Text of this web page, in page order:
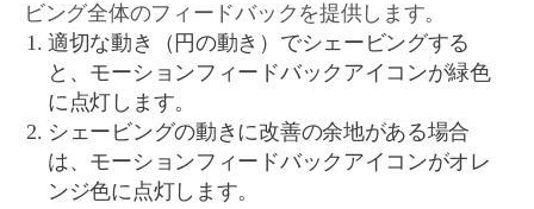
ビング全体のフィードバックを提供します。
適切な動き（円の動き）でシェービングする
と、モーションフィードバックアイコンが緑色
に点灯します。
シェービングの動きに改善の余地がある場合
は、モーションフィードバックアイコンがオレ
ンジ色に点灯します。